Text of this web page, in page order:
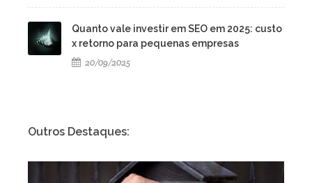
Quanto vale investir em SEO em 2025: custo
x retorno para pequenas empresas
20/09/2025
Outros Destaques: